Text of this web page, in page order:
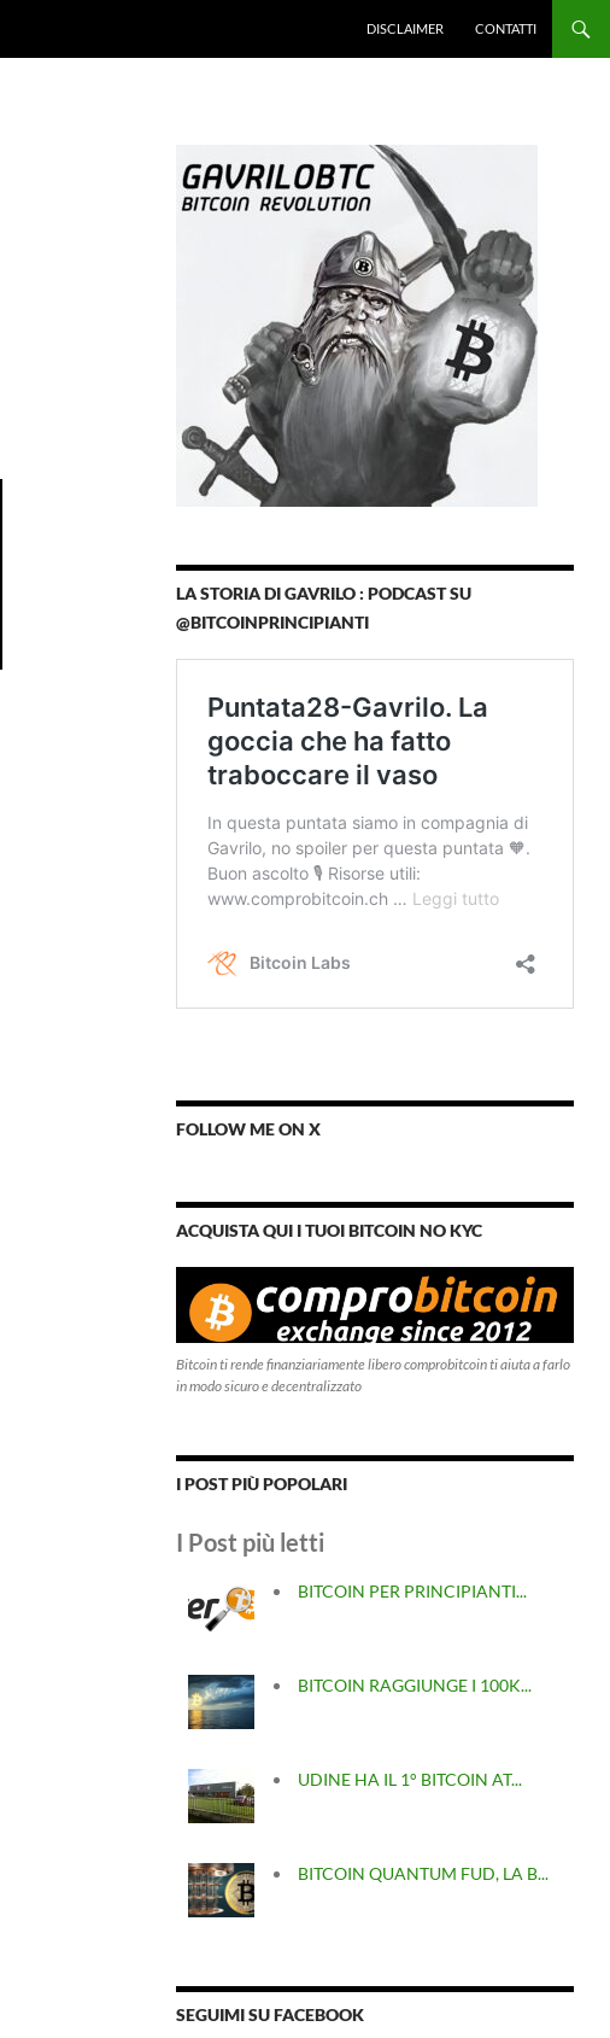
DISCLAIMER CONTATTI
LA STORIA DI GAVRILO : PODCAST SU
@BITCOINPRINCIPIANTI
FOLLOW ME ON X
ACQUISTA QUI I TUOI BITCOIN NO KYC
Bitcoin ti rende finanziariamente libero comprobitcoin ti aiuta a farlo
in modo sicuro e decentralizzato
I POST PIÙ POPOLARI
I Post più letti
BITCOIN PER PRINCIPIANTI...
BITCOIN RAGGIUNGE I 100K...
UDINE HA IL 1° BITCOIN AT...
BITCOIN QUANTUM FUD, LA B...
SEGUIMI SU FACEBOOK